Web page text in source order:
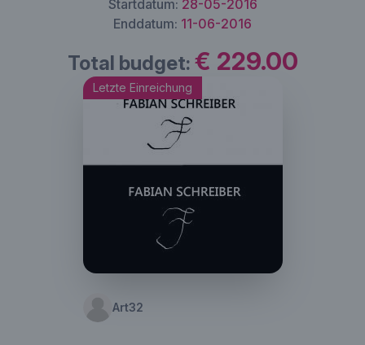
Startdatum: 28-05-2016
Enddatum: 11-06-2016
Total budget: € 229.00
Letzte Einreichung
Art32